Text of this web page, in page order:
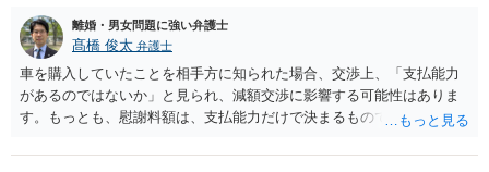
最後に、ご依頼になる場合の弁護士費用は、ご依頼になる弁護士によ
り異なりますので、直接ご確認いただくといいですよ。 ご質問に対す
る回答は以上ですが、可能であれば、ご依頼になるかは別にして、お
近くの弁護士に直接相談されて、今後の対応についてアドバイスを求
めることをおすすめいたします。 ご参考にしていただけますと幸いで
す。
離婚・男女問題に強い弁護士
髙橋 俊太 弁護士
車を購入していたことを相手方に知られた場合、交渉上、「支払能力
があるのではないか」と見られ、減額交渉に影響する可能性はありま
す。もっとも、慰謝料額は、支払能力だけで決まるものではなく、不
響、離婚・別居の有無、証拠関係等によって判断されます。 ご記載の